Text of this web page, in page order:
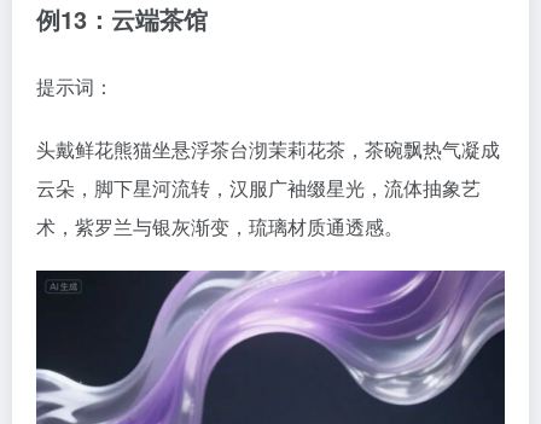
例13：云端茶馆
提示词：
头戴鲜花熊猫坐悬浮茶台沏茉莉花茶，茶碗飘热气凝成
云朵，脚下星河流转，汉服广袖缀星光，流体抽象艺
术，紫罗兰与银灰渐变，琉璃材质通透感。